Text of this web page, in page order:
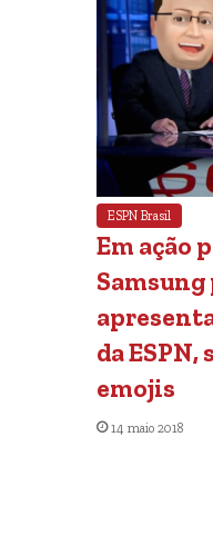
ESPN Brasil
Em ação
Samsung
da
emojis
14 maio 2018